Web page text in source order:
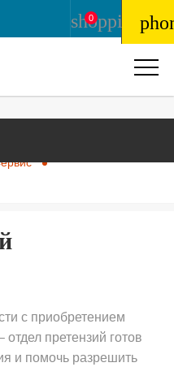
0
с приобретением
претензий готов
и помочь разрешить